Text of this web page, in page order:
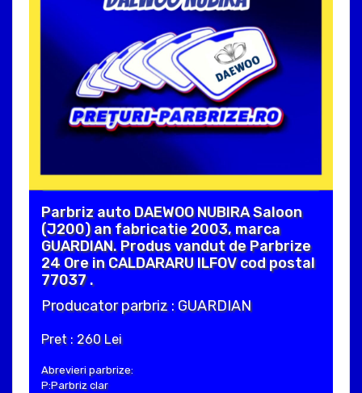
Parbriz auto DAEWOO NUBIRA Saloon
(J200) an fabricatie 2003, marca
GUARDIAN. Produs vandut de Parbrize
24 Ore in CALDARARU ILFOV cod postal
77037 .
Producator parbriz : GUARDIAN
Pret : 260 Lei
Abrevieri parbrize:
P:Parbriz clar